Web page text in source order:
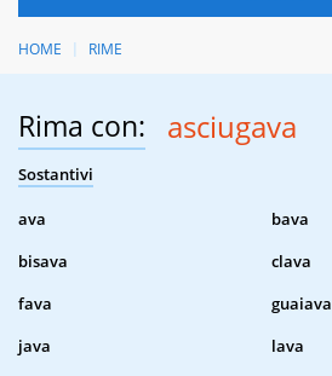
HOME RIME
Rima con: asciugava
Sostantivi
ava
bava
bisava
clava
fava
guaiava
java
lava